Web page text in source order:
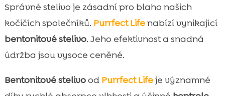
Správné stelivo je zásadní pro blaho našich
kočičích společníků. Purrfect Lifenabízí vynikající
bentonitové stelivo. Jeho efektivnost a snadná
údržba jsou vysoce ceněné.
Bentonitové stelivood Purrfect Lifeje významné